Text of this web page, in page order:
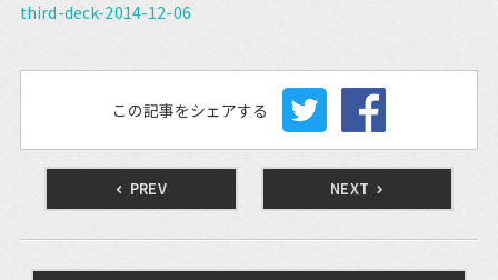
third-deck-2014-12-06
この記事をシェアする
PREV NEXT